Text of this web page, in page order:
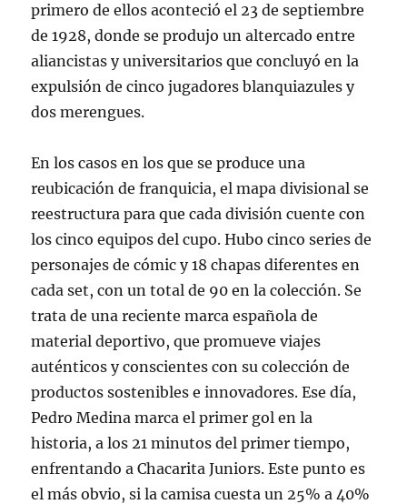
primero de ellos aconteció el 23 de septiembre
de 1928, donde se produjo un altercado entre
aliancistas y universitarios que concluyó en la
expulsión de cinco jugadores blanquiazules y
dos merengues.
En los casos en los que se produce una
reubicación de franquicia, el mapa divisional se
reestructura para que cada división cuente con
los cinco equipos del cupo. Hubo cinco series de
personajes de cómic y 18 chapas diferentes en
cada set, con un total de 90 en la colección. Se
trata de una reciente marca española de
material deportivo, que promueve viajes
auténticos y conscientes con su colección de
productos sostenibles e innovadores. Ese día,
Pedro Medina marca el primer gol en la
historia, a los 21 minutos del primer tiempo,
enfrentando a Chacarita Juniors. Este punto es
el más obvio, si la camisa cuesta un 25% a 40%